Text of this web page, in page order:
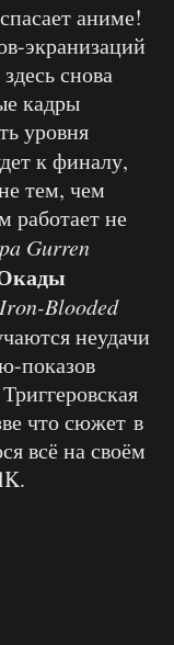
аниме!
экранизаций
снова
кадры
уровня
к финалу,
тем, чем
работает не
Gurren
Blooded
неудачи
показов
что сюжет в
всё на своём